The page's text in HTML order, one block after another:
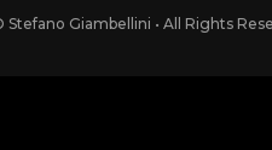
Stefano Giambellini • All Rights